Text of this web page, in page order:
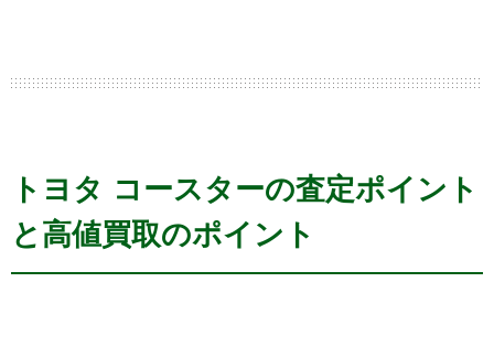
トヨタ コースターの査定ポイント
と高値買取のポイント